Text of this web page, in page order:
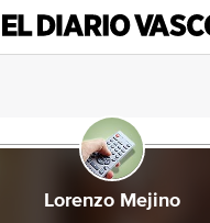
Lorenzo Mejino